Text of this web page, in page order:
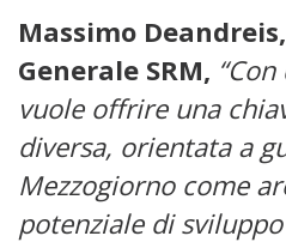
Massimo
Generale SRM,
vuole offrire una
diversa, orientata a
Mezzogiorno come
potenziale di